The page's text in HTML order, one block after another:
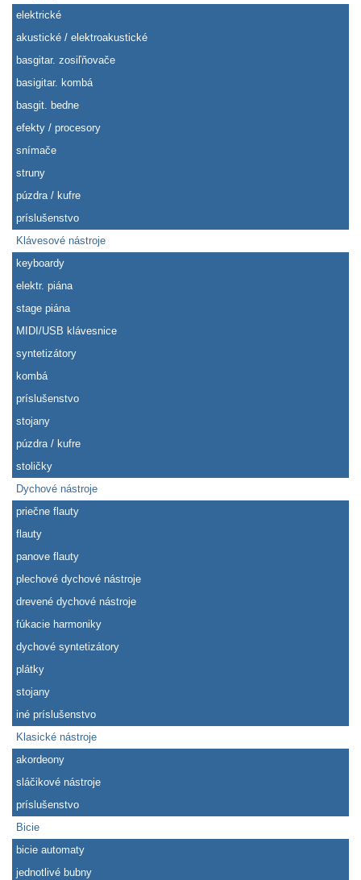
elektrické
akustické / elektroakustické
basgitar. zosiľňovače
basigitar. kombá
basgit. bedne
efekty / procesory
snímače
struny
púzdra / kufre
príslušenstvo
Klávesové nástroje
keyboardy
elektr. piána
stage piána
MIDI/USB klávesnice
syntetizátory
kombá
príslušenstvo
stojany
púzdra / kufre
stoličky
Dychové nástroje
priečne flauty
flauty
panove flauty
plechové dychové nástroje
drevené dychové nástroje
fúkacie harmoniky
dychové syntetizátory
plátky
stojany
iné príslušenstvo
Klasické nástroje
akordeony
sláčikové nástroje
príslušenstvo
Bicie
bicie automaty
jednotlivé bubny